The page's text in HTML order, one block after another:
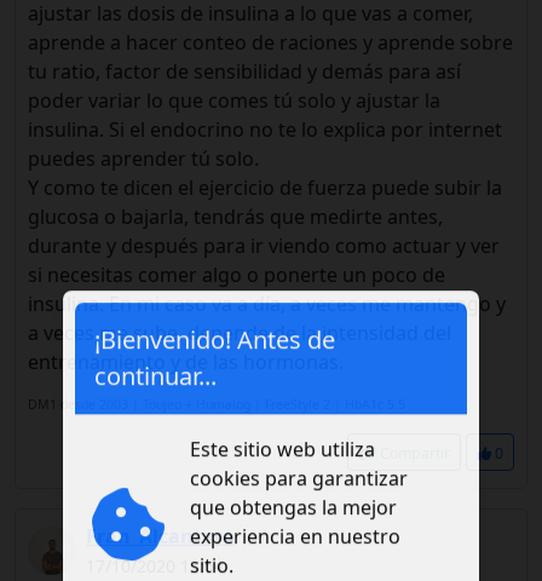
ajustar las dosis de insulina a lo que vas a comer,
aprende a hacer conteo de raciones y aprende sobre
tu ratio, factor de sensibilidad y demás para así
poder variar lo que comes tú solo y ajustar la
insulina. Si el endocrino no te lo explica por internet
puedes aprender tú solo.
Y como te dicen el ejercicio de fuerza puede subir la
glucosa o bajarla, tendrás que medirte antes,
durante y después para ir viendo como actuar y ver
si necesitas comer algo o ponerte un poco de
insulina. En mi caso va a día, a veces me mantengo y
a veces me sube, depende de la intensidad del
entrenamiento y de las hormonas.
DM1 desde 2003 | Toujeo + Humalog | FreeStyle 2 | HbA1c 5.5
0
Fran_Alcantara
17/10/2020 13:54
¡Bienvenido! Antes de
Este sitio web utiliza
cookies para garantizar
que obtengas la mejor
experiencia en nuestro